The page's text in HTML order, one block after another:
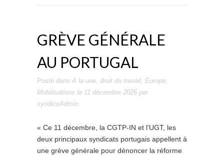
GRÈVE GÉNÉRALE
AU PORTUGAL
Posté dans A la une, droit du travail, Europe,
Mobilisations le 11 décembre 2025 par
syndicoAdmin.
« Ce 11 décembre, la CGTP-IN et l’UGT, les
deux principaux syndicats portugais appellent à
une grève générale pour dénoncer la réforme